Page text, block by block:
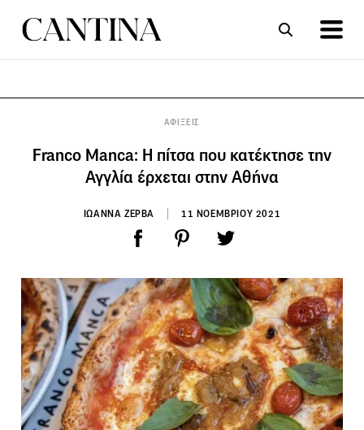
ΑΦΙΞΕΙΣ
Franco Manca: Η πίτσα που κατέκτησε την
Αγγλία έρχεται στην Αθήνα
ΙΩΑΝΝΑ ΖΕΡΒΑ 11 ΝΟΕΜΒΡΙΟΥ 2021